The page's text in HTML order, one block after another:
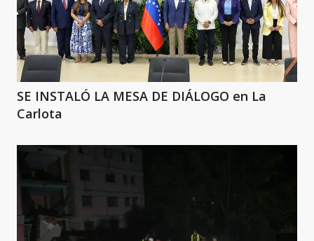
SE INSTALÓ LA MESA DE DIÁLOGO en La
Carlota